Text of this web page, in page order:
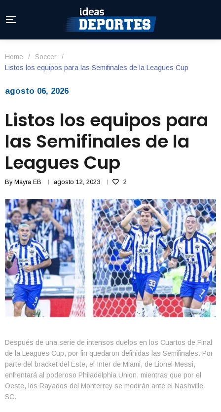
Home / Soccer
/
Listos los equipos para las Semifinales de la Leagues Cup
agosto 06, 2026
Listos los equipos para
las Semifinales de la
Leagues Cup
By Mayra EB agosto 12, 2023 2
Después de una serie de intensos duelos en los Cuartos de Final
de la Leagues Cup, por fin quedaron definidas las Semifinales. Por
parte del bracket del Este, el Inter de Miami, de Lionel Messi,
enfrentará al poderoso Philadelphia Union, mientras que por el
Oeste, los Rayados del Monterrey se medirán ante el Nashville
SC.